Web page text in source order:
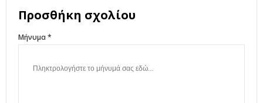
Προσθήκη σχολίου
Μήνυμα *